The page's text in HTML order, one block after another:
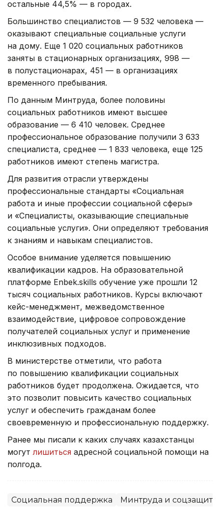
остальные 44,5% — в городах.
Большинство специалистов — 9 532 человека —
оказывают специальные социальные услуги
на дому. Еще 1 020 социальных работников
заняты в стационарных организациях, 998 —
в полустационарах, 451 — в организациях
временного пребывания.
По данным Минтруда, более половины
социальных работников имеют высшее
образование — 6 410 человек. Среднее
профессиональное образование получили 3 633
специалиста, среднее — 1 833 человека, еще 125
работников имеют степень магистра.
Для развития отрасли утверждены
профессиональные стандарты «Социальная
работа и иные профессии социальной сферы»
и «Специалисты, оказывающие специальные
социальные услуги». Они определяют требования
к знаниям и навыкам специалистов.
Особое внимание уделяется повышению
квалификации кадров. На образовательной
платформе Enbek.skills обучение уже прошли 12
тысяч социальных работников. Курсы включают
кейс-менеджмент, межведомственное
взаимодействие, цифровое сопровождение
получателей социальных услуг и применение
инклюзивных подходов.
В министерстве отметили, что работа
по повышению квалификации социальных
работников будет продолжена. Ожидается, что
это позволит повысить качество социальных
услуг и обеспечить гражданам более
своевременную и профессиональную поддержку.
Ранее мы писали к каких случаях казахстанцы
могутлишиться адресной социальной помощи на
полгода.
Социальная поддержка Минтруда и